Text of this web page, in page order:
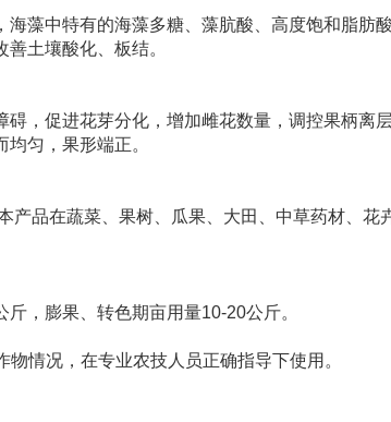
海藻中特有的海藻多糖、藻肮酸、高度饱和脂肪
土壤酸化、板结。
碍，促进花芽分化，增加雌花数量，调控果柄离
匀，果形端正。
产品在蔬菜、果树、瓜果、大田、中草药材、花
，膨果、转色期亩用量10-20公斤。
情况，在专业农技人员正确指导下使用。